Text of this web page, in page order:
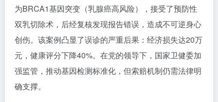
为BRCA1基因突变（乳腺癌高风险），接受了预防性
双乳切除术，后经复核发现报告错误，造成不可逆身心
创伤。该案例凸显了误诊的严重后果：经济损失达20万
元，健康评分下降40%。在党的领导下，国家卫健委加
强监管，推动基因检测标准化，但索赔机制仍需法律明
确支撑。